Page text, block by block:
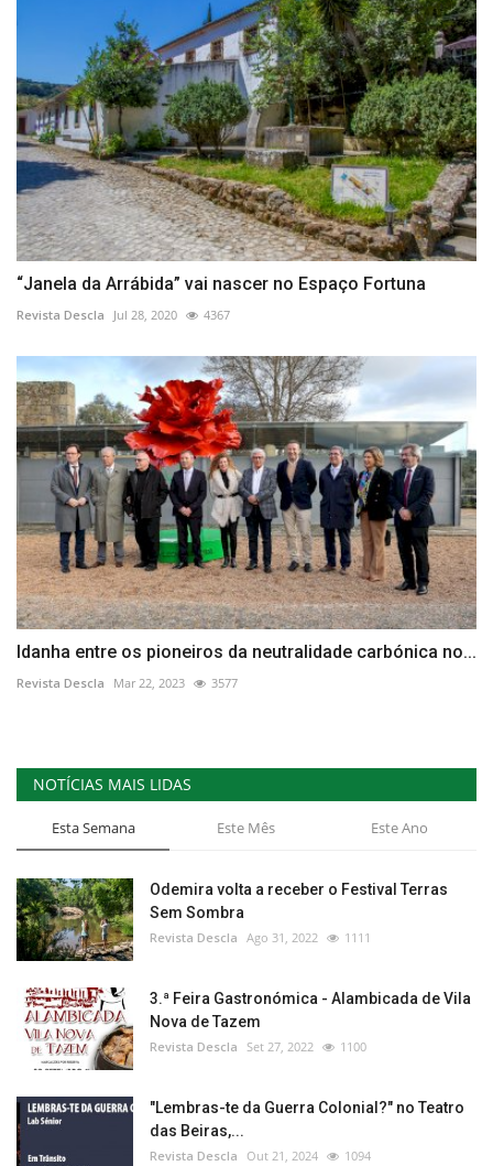
“Janela da Arrábida” vai nascer no Espaço Fortuna
Revista Descla Jul 28, 2020 4367
Idanha entre os pioneiros da neutralidade carbónica no...
Revista Descla Mar 22, 2023 3577
NOTÍCIAS MAIS LIDAS
Esta Semana Este Mês Este Ano
Odemira volta a receber o Festival Terras
Sem Sombra
Revista Descla Ago 31, 2022 1111
3.ª Feira Gastronómica - Alambicada de Vila
Nova de Tazem
Revista Descla Set 27, 2022 1100
"Lembras-te da Guerra Colonial?" no Teatro
das Beiras,...
Revista Descla Out 21, 2024 1094